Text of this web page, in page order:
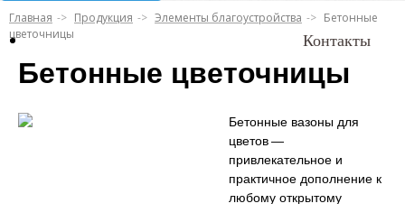
Контакты
Главная Продукция Элементы благоустройства
Бетонные
цветочницы
Бетонные цветочницы
Бетонные вазоны для
цветов —
привлекательное и
практичное дополнение к
любому открытому